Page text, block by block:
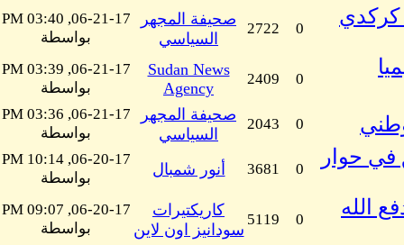
كركدي
0
2722
صحيفة المجهر
السياسي
06-21-17, 03:40 PM
بواسطة
0
2409
Sudan News
Agency
06-21-17, 03:39 PM
بواسطة
0
2043
صحيفة المجهر
السياسي
06-21-17, 03:36 PM
بواسطة
حوار
0
3681 أنور شمبال
06-20-17, 10:14 PM
بواسطة
عمر دفع الله
0
5119
كاريكتيرات
سودانيز اون لاين
06-20-17, 09:07 PM
بواسطة